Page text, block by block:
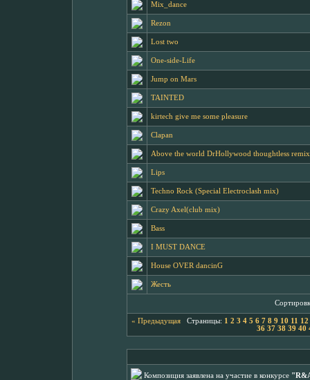
Mix_dance
Rezon
Lost two
One-side-Life
Jump on Mars
TAINTED
kirtech give me some pleasure
Clapan
Above the world DrHollywood thoughtless remix
Lips
Techno Rock (Special Electroclash mix)
Crazy Axel(club mix)
Bass
I MUST DANCE
House OVER dancinG
Жесть
« ПредыдущаяСтраницы: 1 2 3 4 5 6 7 8 9 10 11
12
36 37 38 39 40
Композиция заявлена на участие в конкурсе